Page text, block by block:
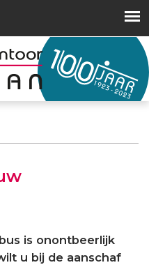
is onontbeerlijk
u bij de aanschaf